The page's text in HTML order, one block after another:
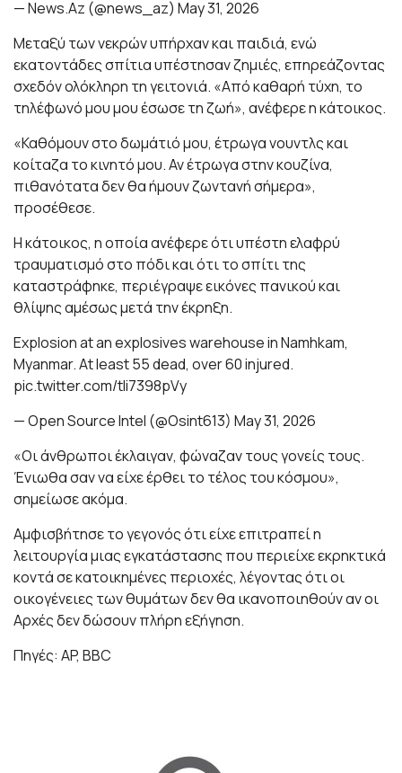
— News.Az (@news_az) May 31, 2026
Μεταξύ των νεκρών υπήρχαν και παιδιά, ενώ
εκατοντάδες σπίτια υπέστησαν ζημιές, επηρεάζοντας
σχεδόν ολόκληρη τη γειτονιά. «Από καθαρή τύχη, το
τηλέφωνό μου μου έσωσε τη ζωή», ανέφερε η κάτοικος.
«Καθόμουν στο δωμάτιό μου, έτρωγα νουντλς και
κοίταζα το κινητό μου. Αν έτρωγα στην κουζίνα,
πιθανότατα δεν θα ήμουν ζωντανή σήμερα»,
προσέθεσε.
Η κάτοικος, η οποία ανέφερε ότι υπέστη ελαφρύ
τραυματισμό στο πόδι και ότι το σπίτι της
καταστράφηκε, περιέγραψε εικόνες πανικού και
θλίψης αμέσως μετά την έκρηξη.
Explosion at an explosives warehouse in Namhkam,
Myanmar. At least 55 dead, over 60 injured.
pic.twitter.com/tli7398pVy
— Open Source Intel (@Osint613) May 31, 2026
«Οι άνθρωποι έκλαιγαν, φώναζαν τους γονείς τους.
Ένιωθα σαν να είχε έρθει το τέλος του κόσμου»,
σημείωσε ακόμα.
Αμφισβήτησε το γεγονός ότι είχε επιτραπεί η
λειτουργία μιας εγκατάστασης που περιείχε εκρηκτικά
κοντά σε κατοικημένες περιοχές, λέγοντας ότι οι
οικογένειες των θυμάτων δεν θα ικανοποιηθούν αν οι
Αρχές δεν δώσουν πλήρη εξήγηση.
Πηγές: AP, BBC